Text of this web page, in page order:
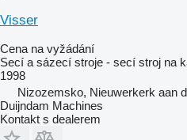
Visser
Cena na vyžádání
Secí a sázecí stroje - secí stroj na
1998
Nizozemsko, Nieuwerkerk aan
Duijndam Machines
Kontakt s dealerem